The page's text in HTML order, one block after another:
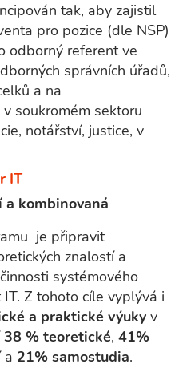
tak, aby zajistil
pro pozice (dle NSP)
odborný referent ve
správních úřadů,
a na
soukromém sektoru
notářství, justice, v
IT
a kombinovaná
je připravit
znalostí a
systémového
Z tohoto cíle vyplývá i
a praktické výuky v
38 % teoretické, 41%
a 21% samostudia.